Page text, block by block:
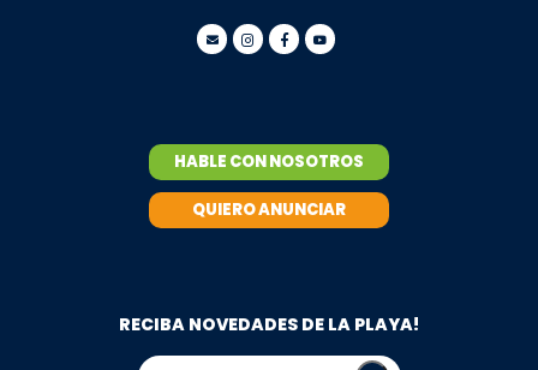
HABLE CON NOSOTROS
QUIERO ANUNCIAR
RECIBA NOVEDADES DE LA PLAYA!